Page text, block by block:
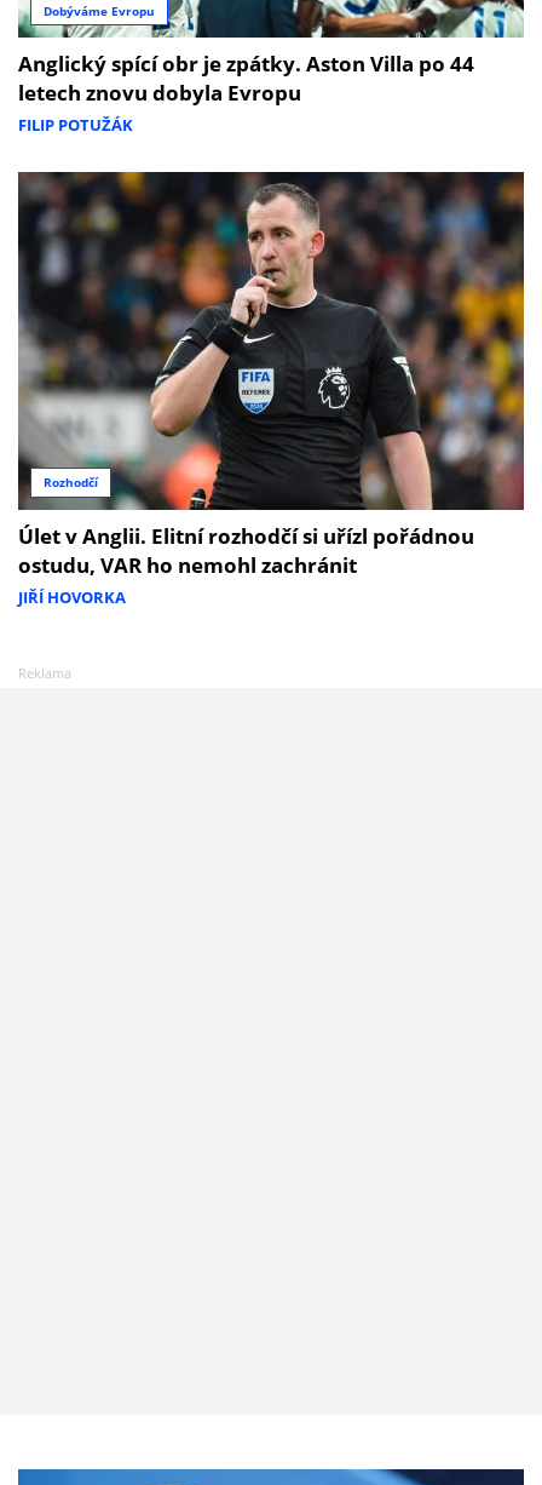
Dobýváme Evropu
Anglický spící obr je zpátky. Aston Villa po 44
letech znovu dobyla Evropu
FILIP POTUŽÁK
Rozhodčí
Úlet v Anglii. Elitní rozhodčí si uřízl pořádnou
ostudu, VAR ho nemohl zachránit
JIŘÍ HOVORKA